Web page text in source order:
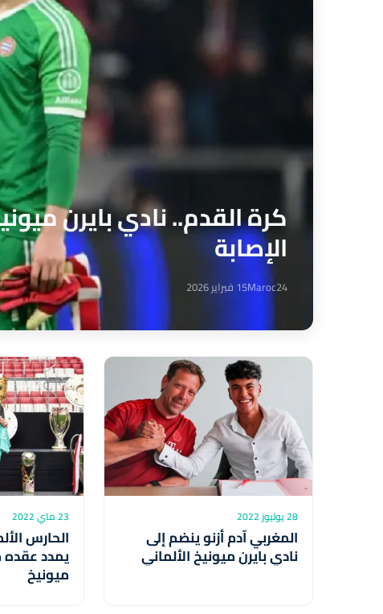
كرة القدم.. نادي بايرن
الإصابة
Maroc2415 فبراير 2026
28 يوليوز 2022
المغربي آدم أزنو ينضم إلى
نادي بايرن ميونيخ الألماني
23 ماي 2022
الحارس
يمدد عقده
ميونيخ